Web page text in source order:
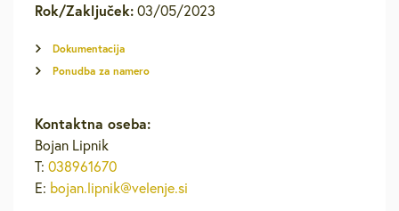
Rok/Zaključek: 03/05/2023
Dokumentacija
Ponudba za namero
Kontaktna oseba:
Bojan Lipnik
T: 038961670
E: bojan.lipnik@velenje.si